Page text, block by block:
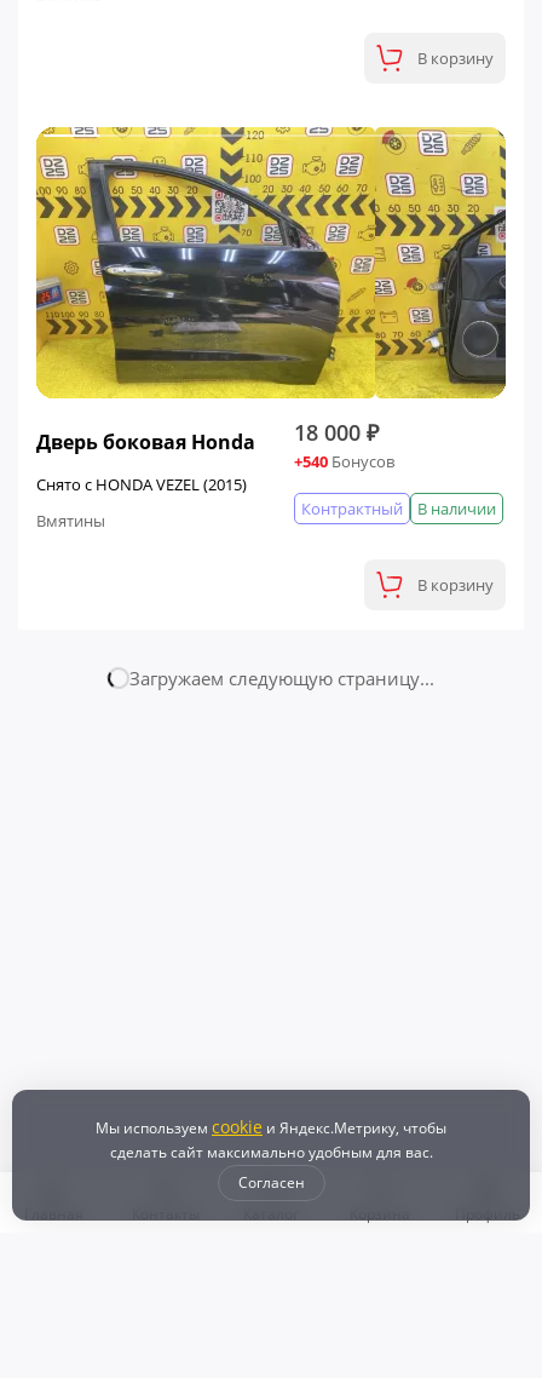
В корзину
Дверь боковая Honda
Снято с HONDA VEZEL (2015)
Вмятины
18 000 ₽
+540 Бонусов
В наличии
Контрактный
В корзину
В корзину
Дверь боковая Honda
18 000 ₽
+540
Мы используем cookie и Яндекс.Метрику, чтобы
сделать сайт максимально удобным для вас.
Согласен